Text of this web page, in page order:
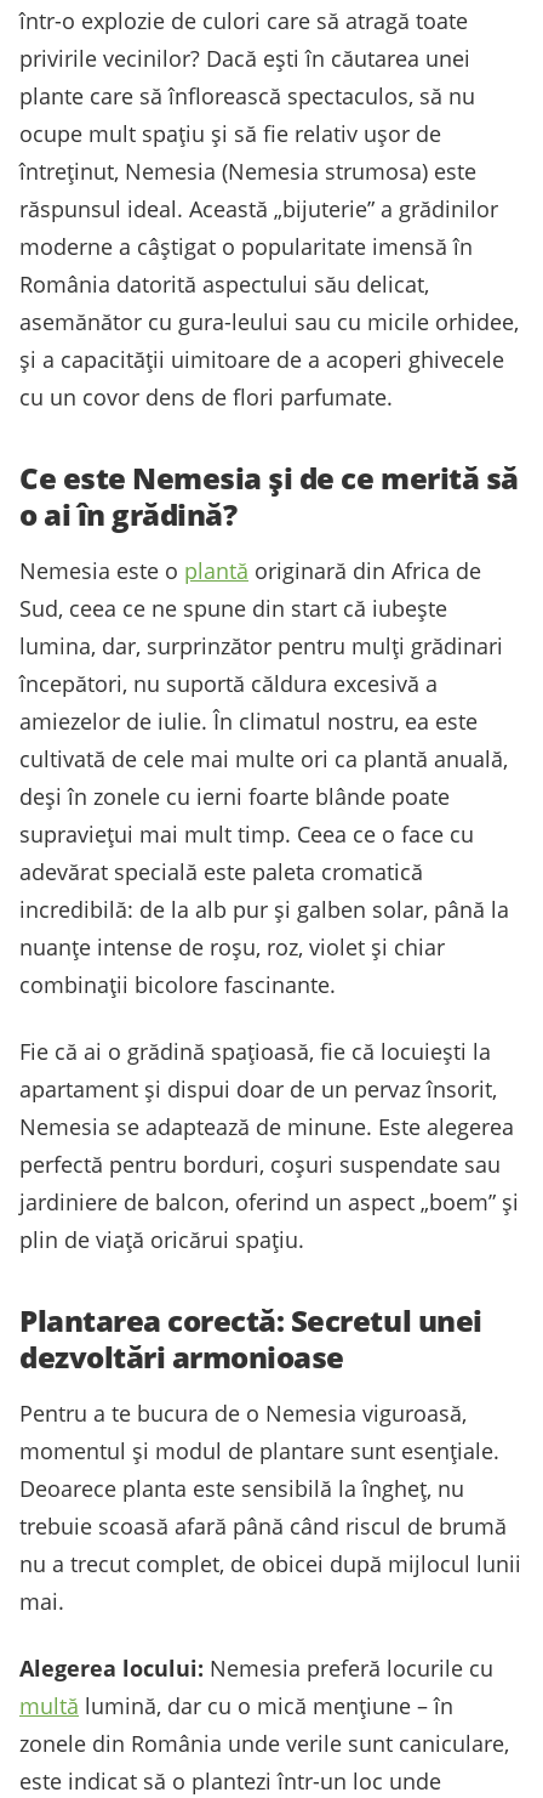
într-o explozie de culori care să atragă toate
privirile vecinilor? Dacă ești în căutarea unei
plante care să înflorească spectaculos, să nu
ocupe mult spațiu și să fie relativ ușor de
întreținut, Nemesia (Nemesia strumosa) este
răspunsul ideal. Această „bijuterie” a grădinilor
moderne a câștigat o popularitate imensă în
România datorită aspectului său delicat,
asemănător cu gura-leului sau cu micile orhidee,
și a capacității uimitoare de a acoperi ghivecele
cu un covor dens de flori parfumate.
Ce este Nemesia și de ce merită să
o ai în grădină?
Nemesia este o plantă originară din Africa de
Sud, ceea ce ne spune din start că iubește
lumina, dar, surprinzător pentru mulți grădinari
începători, nu suportă căldura excesivă a
amiezelor de iulie. În climatul nostru, ea este
cultivată de cele mai multe ori ca plantă anuală,
deși în zonele cu ierni foarte blânde poate
supraviețui mai mult timp. Ceea ce o face cu
adevărat specială este paleta cromatică
incredibilă: de la alb pur și galben solar, până la
nuanțe intense de roșu, roz, violet și chiar
combinații bicolore fascinante.
Fie că ai o grădină spațioasă, fie că locuiești la
apartament și dispui doar de un pervaz însorit,
Nemesia se adaptează de minune. Este alegerea
perfectă pentru borduri, coșuri suspendate sau
jardiniere de balcon, oferind un aspect „boem” și
plin de viață oricărui spațiu.
Plantarea corectă: Secretul unei
dezvoltări armonioase
Pentru a te bucura de o Nemesia viguroasă,
momentul și modul de plantare sunt esențiale.
Deoarece planta este sensibilă la îngheț, nu
trebuie scoasă afară până când riscul de brumă
nu a trecut complet, de obicei după mijlocul lunii
mai.
Alegerea locului: Nemesia preferă locurile cu
multă lumină, dar cu o mică mențiune – în
zonele din România unde verile sunt caniculare,
este indicat să o plantezi într-un loc unde